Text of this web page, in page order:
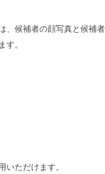
、候補者の顔写真と候補者
す。
いただけます。